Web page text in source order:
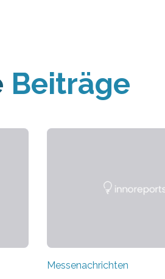
Beiträge
Messenachrichten